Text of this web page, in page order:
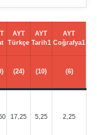
AYT
Türkçe
AYT
Tarih1
AYT
Coğrafya1
(24) (10) (6)
17,25 5,25 2,25